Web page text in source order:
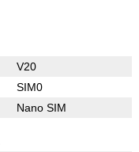
V20
SIM0
Nano SIM